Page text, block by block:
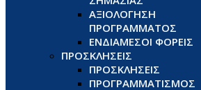
ΑΞΙΟΛΟΓΗΣΗ
ΠΡΟΓΡΑΜΜΑΤΟΣ
ΕΝΔΙΑΜΕΣΟΙ ΦΟΡΕΙΣ
ΠΡΟΣΚΛΗΣΕΙΣ
ΠΡΟΣΚΛΗΣΕΙΣ
ΠΡΟΓΡΑΜΜΑΤΙΣΜΟΣ